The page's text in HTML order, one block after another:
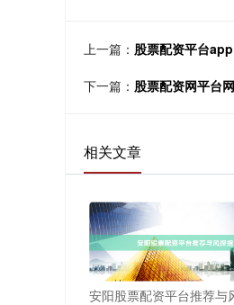
上一篇： 股票配资平台
下一篇： 股票配资网平台
相关文章
安阳股票配资平台推荐与